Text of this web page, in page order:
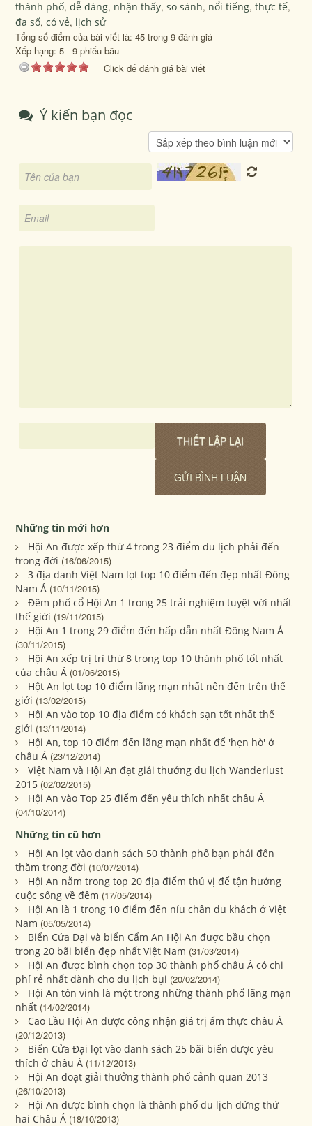
thành phố,dễ dàng, nhận thấy,so sánh, nổi tiếng,thực tế,
đa số,có vẻ, lịch sử
Tổng số điểm của bài viết là: 45 trong 9 đánh giá
Xếp hạng:5 -9 phiếu bầu
Click để đánh giá bài viết
Ý kiến bạn đọc
Những tin mới hơn
Hội An được xếp thứ 4 trong 23 điểm du lịch phải đến
trong đời (16/06/2015)
3 địa danh Việt Nam lọt top 10 điểm đến đẹp nhất Đông
Nam Á (10/11/2015)
Đêm phố cổ Hội An 1 trong 25 trải nghiệm tuyệt vời nhất
thế giới (19/11/2015)
Hội An 1 trong 29 điểm đến hấp dẫn nhất Đông Nam Á
(30/11/2015)
Hội An xếp trị trí thứ 8 trong top 10 thành phố tốt nhất
của châu Á (01/06/2015)
Hột An lọt top 10 điểm lãng mạn nhất nên đến trên thế
giới (13/02/2015)
Hội An vào top 10 địa điểm có khách sạn tốt nhất thế
giới (13/11/2014)
Hội An, top 10 điểm đến lãng mạn nhất để 'hẹn hò' ở
châu Á (23/12/2014)
Việt Nam và Hội An đạt giải thưởng du lịch Wanderlust
2015 (02/02/2015)
Hội An vào Top 25 điểm đến yêu thích nhất châu Á
(04/10/2014)
Những tin cũ hơn
Hội An lọt vào danh sách 50 thành phố bạn phải đến
thăm trong đời (10/07/2014)
Hội An nằm trong top 20 địa điểm thú vị để tận hưởng
cuộc sống về đêm (17/05/2014)
Hội An là 1 trong 10 điểm đến níu chân du khách ở Việt
Nam (05/05/2014)
Biển Cửa Đại và biển Cẩm An Hội An được bầu chọn
trong 20 bãi biển đẹp nhất Việt Nam (31/03/2014)
Hội An được bình chọn top 30 thành phố châu Á có chi
phí rẻ nhất dành cho du lịch bụi (20/02/2014)
Hội An tôn vinh là một trong những thành phố lãng mạn
nhất (14/02/2014)
Cao Lầu Hội An được công nhận giá trị ẩm thực châu Á
(20/12/2013)
Biển Cửa Đại lọt vào danh sách 25 bãi biển được yêu
thích ở châu Á (11/12/2013)
Hội An đoạt giải thưởng thành phố cảnh quan 2013
(26/10/2013)
Hội An được bình chọn là thành phố du lịch đứng thứ
hai Châu Á (18/10/2013)